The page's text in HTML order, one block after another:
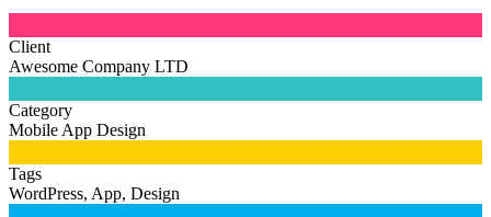
Client
Awesome Company LTD
Category
Mobile App Design
Tags
WordPress, App, Design